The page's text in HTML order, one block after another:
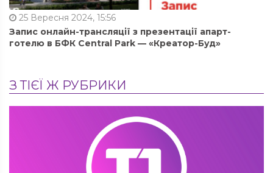
25 Вересня 2024, 15:56
Запис онлайн-трансляції з презентації апарт-
готелю в БФК Central Park — «Креатор-Буд»
З ТІЄЇ Ж РУБРИКИ